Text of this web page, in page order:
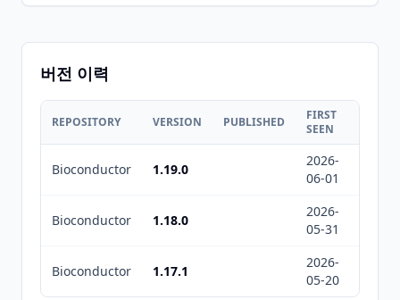
버전 이력
REPOSITORY VERSION PUBLISHED
FIRST
SEEN
Bioconductor 1.19.0
2026-
06-01
Bioconductor 1.18.0
2026-
05-31
Bioconductor 1.17.1
2026-
05-20